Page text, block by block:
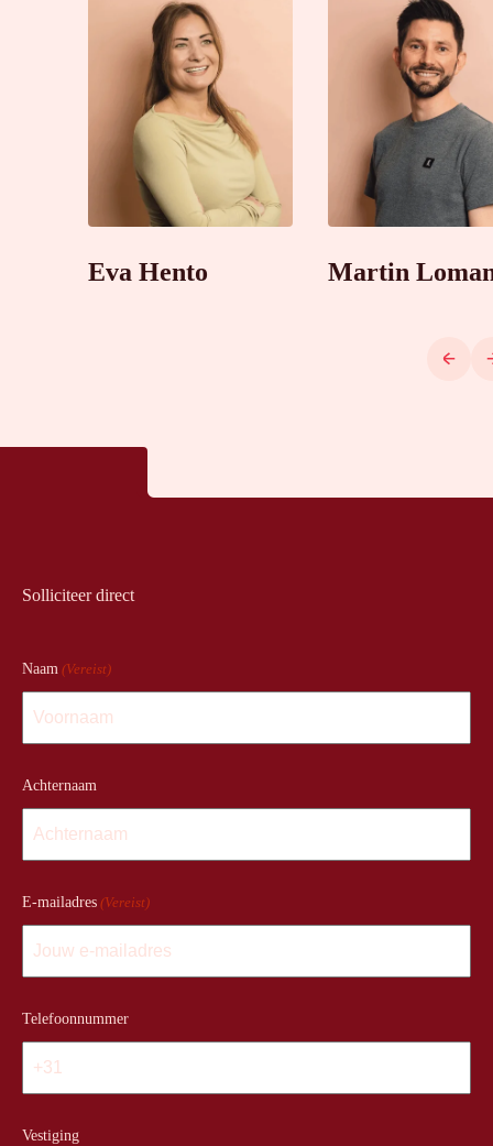
Eva Hento Martin
Solliciteer direct
Naam (Vereist)
Achternaam
E-mailadres (Vereist)
Telefoonnummer
Vestiging